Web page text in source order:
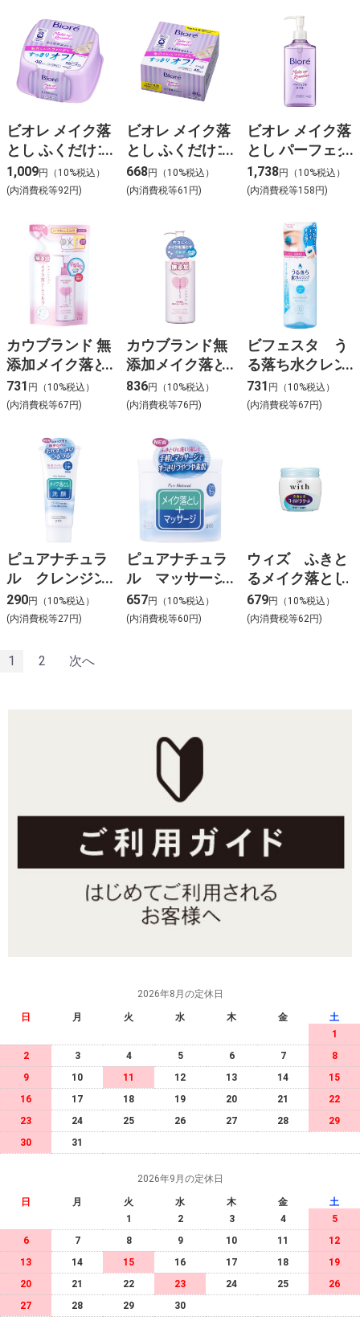
ビオレ メイク落
とし ふくだけコ
ットン 本体
1,009円（10%税込）
(内消費税等92円)
ビオレ メイク落
とし ふくだけコ
ットン 詰替用
668円（10%税込）
(内消費税等61円)
ビオレ メイク落
とし パーフェク
トオイル
1,738円（10%税込）
(内消費税等158円)
カウブランド 無
添加メイク落と
しミルク 詰替
用・130ml
731 円（10%税込）
(内消費税等67円)
カウブランド無
添加メイク落と
しミルク１５０
ＭＬ
836円（10%税込）
(内消費税等76円)
ビフェスタ う
る落ち水クレン
ジング アイメ
イクアップリム
731 円（10%税込）
(内消費税等67円)
ピュアナチュラ
ル クレンジン
グ洗顔 ミニ
70g
290円（10%税込）
(内消費税等27円)
ピュアナチュラ
ル マッサージ
クレンジング
170g
657円（10%税込）
(内消費税等60円)
ウィズ ふきと
るメイク落とし
679円（10%税込）
(内消費税等62円)
1 2 次へ
2026年8月の定休日
日 月 火 水 木 金
土
1
2
3 4 5 6 7
8
9
10 11 12 13 14
15
16
17 18 19 20 21
22
23
24 25 26 27 28
29
30
31
2026年9月の定休日
日 月 火 水 木 金
土
1
2 3 4
5
6
7 8 9 10 11
12
13
14 15 16 17 18
19
20
21 22 23 24 25
26
27
28 29 30